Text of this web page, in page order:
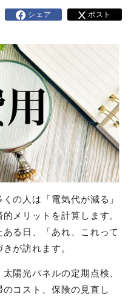
シェア ポスト
の人は「電気代が減る」
メリットを計算します。
る日、「あれ、これって
が訪れます。
陽光パネルの定期点検、
コスト、保険の見直し